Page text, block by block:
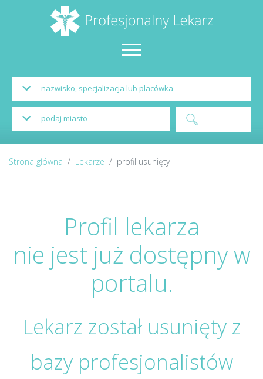
Strona główna Lekarze profil usunięty
Profil lekarza
nie jest już dostępny w
portalu.
Lekarz został usunięty z
bazy profesjonalistów